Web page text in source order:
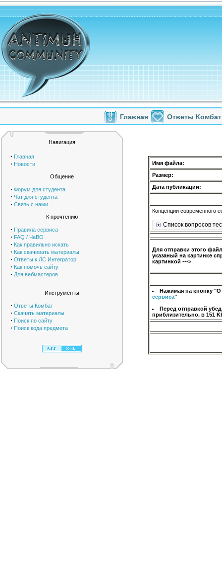
Главная Ответы Комбат
Навигация
· Главная
· Новости
Общение
· Форум для студента
· Чат для студента
· Связь с нами
К прочтению
· Правила сервиса
· FAQ / ЧаВО
· Как правильно искать
· Как скачивать материалы
· Ответы к ЛС Интегратор
· Как помочь сайту
· Для вебмастеров
Инструменты
· Ответы Комбат
· Скачать материалы
· Поиск по сайту
· Поиск кода предмета
Имя файла:
Размер:
Дата публикации:
Концепции современного
Список вопросов
Для отправки этого
указаный на картинке
картинкой --->
Нажимая на кнопку
сервиса"
Перед отправкой
приблизительно, в 151